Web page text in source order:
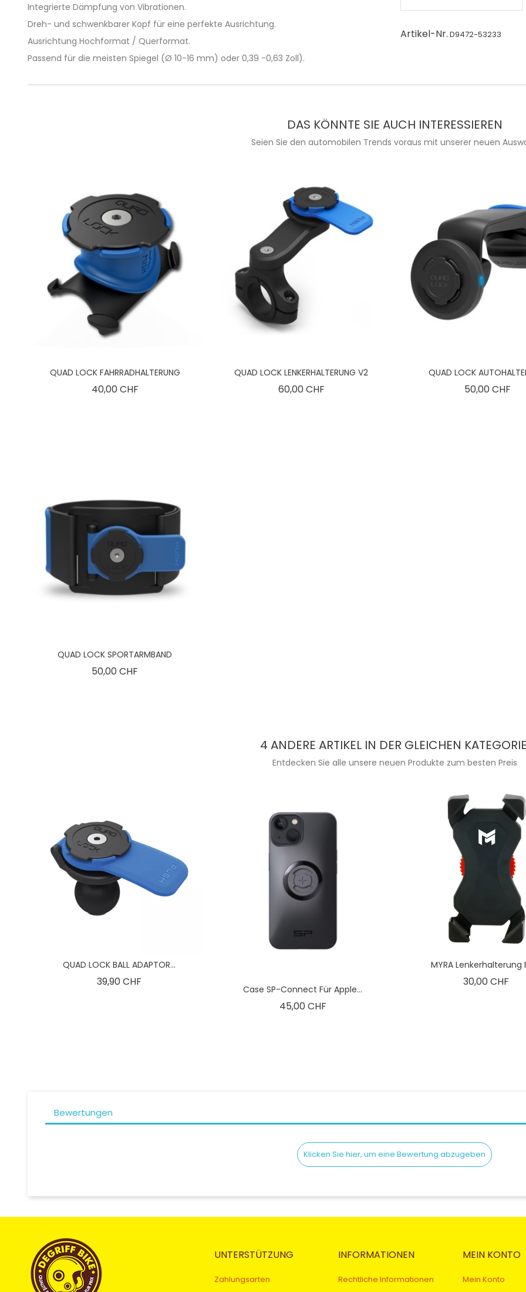
Integrierte Dämpfung von Vibrationen.
Dreh- und schwenkbarer Kopf für eine perfekte Ausrichtung.
Ausrichtung Hochformat / Querformat.
Passend für die meisten Spiegel (Ø 10-16 mm) oder 0,39 -0,63 Zoll).
Artikel-Nr. D9472-53233
DAS KÖNNTE SIE AUCH INTERESSIEREN
Seien Sie den automobilen Trends voraus mit unserer neuen
QUAD LOCK FAHRRADHALTERUNG
40,00 CHFPreis
QUAD LOCK LENKERHALTERUNG V2
60,00 CHFPreis
QUAD LOCK
50,00 CHF
QUAD LOCK SPORTARMBAND
50,00 CHF
4 ANDERE ARTIKEL IN DER GLEICHEN
Entdecken Sie alle unsere neuen Produkte zum besten Preis
QUAD LOCK BALL ADAPTOR...
39,90 CHF
Case SP-Connect Für Apple...
45,00 CHFPreis
MYRA Lenkerhalterung
30,00 CHF
Bewertungen
Klicken Sie hier, um eine Bewertung abzugeben
UNTERSTÜTZUNG
Zahlungsarten
INFORMATIONEN
Rechtliche Informationen
MEIN KONTO
Mein Konto